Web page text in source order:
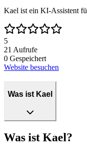
Kael ist ein KI-Assistent
5
21 Aufrufe
0 Gespeichert
Website besuchen
Was ist Kael
Was ist Kael?